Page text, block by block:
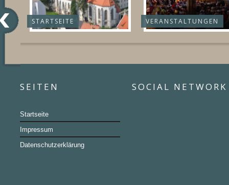
STARTSEITE VERANSTALTUNGEN
SEITEN
Startseite
Impressum
Datenschutzerklärung
SOCIAL NETWORK